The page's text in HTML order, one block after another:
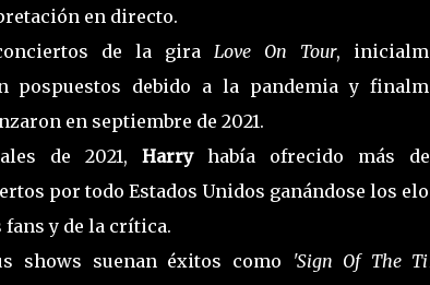
en directo.
de la gira Love On Tour,
pospuestos debido a la pandemia y
en septiembre de 2021.
de 2021,Harry había ofrecido más
por todo Estados Unidos ganándose los
fans y de la crítica.
shows suenan éxitos como
'Sign Of The